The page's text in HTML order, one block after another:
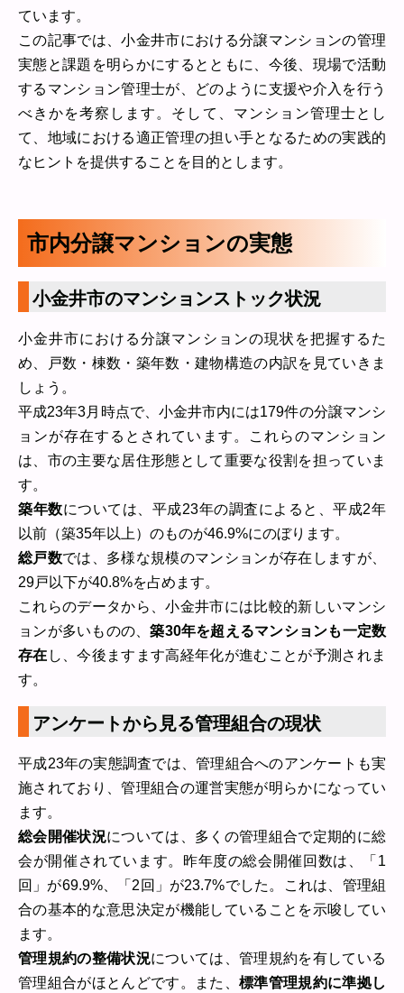
ています。
この記事では、小金井市における分譲マンションの管理
実態と課題を明らかにするとともに、今後、現場で活動
するマンション管理士が、どのように支援や介入を行う
べきかを考察します。そして、マンション管理士とし
て、地域における適正管理の担い手となるための実践的
なヒントを提供することを目的とします。
市内分譲マンションの実態
小金井市のマンションストック状況
小金井市における分譲マンションの現状を把握するた
め、戸数・棟数・築年数・建物構造の内訳を見ていきま
しょう。
平成23年3月時点で、小金井市内には179件の分譲マンシ
ョンが存在するとされています。これらのマンション
は、市の主要な居住形態として重要な役割を担っていま
す。
築年数については、平成23年の調査によると、平成2年
以前（築35年以上）のものが46.9%にのぼります。
総戸数では、多様な規模のマンションが存在しますが、
29戸以下が40.8%を占めます。
これらのデータから、小金井市には比較的新しいマンシ
ョンが多いものの、築30年を超えるマンションも一定数
存在 し、今後ますます高経年化が進むことが予測されま
す。
アンケートから見る管理組合の現状
平成23年の実態調査では、管理組合へのアンケートも実
施されており、管理組合の運営実態が明らかになってい
ます。
総会開催状況については、多くの管理組合で定期的に総
会が開催されています。昨年度の総会開催回数は、「1
回」が69.9%、「2回」が23.7%でした。これは、管理組
合の基本的な意思決定が機能していることを示唆してい
ます。
管理規約の整備状況については、管理規約を有している
管理組合がほとんどです。また、 標準管理規約に準拠し